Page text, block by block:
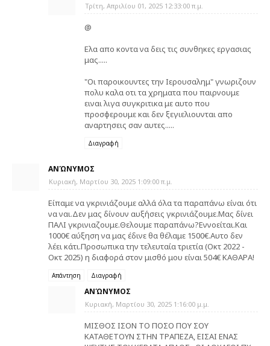
Τρίτη, Απριλίου 01, 2025 12:33:00 π.μ.
@
Ελα απο κοντα να δεις τις συνθηκες εργασιας
μας.....
"Οι παροικουντες την Ιερουσαλημ" γνωριζουν
πολυ καλα οτι τα χρηματα που παιρνουμε
ειναι λιγα συγκριτικα με αυτο που
προσφερουμε και δεν ξεγιελιουνται απο
αναρτησεις σαν αυτες.....
Διαγραφή
ΑΝΏΝΥΜΟΣ
Κυριακή, Μαρτίου 30, 2025 1:09:00 π.μ.
Είπαμε να γκρινιάζουμε αλλά όλα τα παραπάνω είναι ότι
να ναι.Δεν μας δίνουν αυξήσεις γκρινιάζουμε.Μας δίνει
ΠΑΛΙ γκρινιαζουμε.Θελουμε παραπάνω?Εννοείται.Και
1000€ αύξηση να μας έδινε θα θέλαμε 1500€.Αυτο δεν
λέει κάτι.Προσωπικα την τελευταία τριετία (Οκτ 2022 -
Οκτ 2025) η διαφορά στον μισθό μου είναι 504€ ΚΑΘΑΡΑ!
Απάντηση Διαγραφή
ΑΝΏΝΥΜΟΣ
Κυριακή, Μαρτίου 30, 2025 1:16:00 μ.μ.
ΜΙΣΘΟΣ ΙΣΟΝ ΤΟ ΠΟΣΟ ΠΟΥ ΣΟΥ
ΚΑΤΑΘΕΤΟΥΝ ΣΤΗΝ ΤΡΑΠΕΖΑ, ΕΙΣΑΙ ΕΝΑΣ